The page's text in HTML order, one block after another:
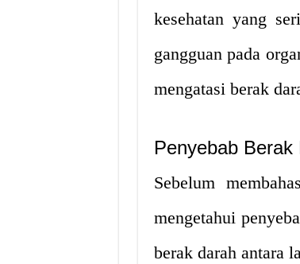
kesehatan yang
gangguan pada
mengatasi berak
Penyebab Berak
Sebelum
mengetahui
berak darah antara